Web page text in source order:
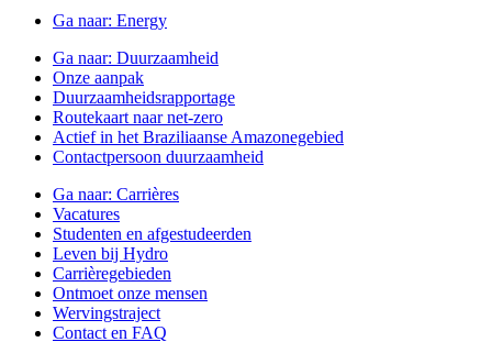
Ga naar: Energy
Ga naar: Duurzaamheid
Onze aanpak
Duurzaamheidsrapportage
Routekaart naar net-zero
Actief in het Braziliaanse Amazonegebied
Contactpersoon duurzaamheid
Ga naar: Carrières
Vacatures
Studenten en afgestudeerden
Leven bij Hydro
Carrièregebieden
Ontmoet onze mensen
Wervingstraject
Contact en FAQ